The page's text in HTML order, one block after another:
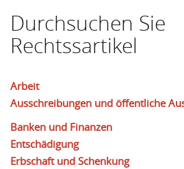
Durchsuchen Sie
Rechtssartikel
Arbeit
Ausschreibungen und öffentliche
Banken und Finanzen
Entschädigung
Erbschaft und Schenkung